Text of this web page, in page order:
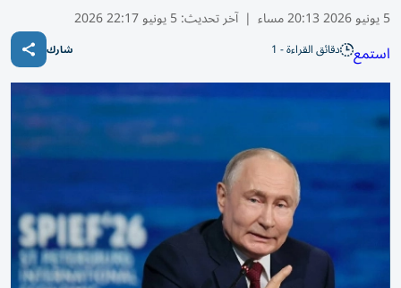
5 يونيو 2026 20:13 مساء | آخر تحديث:5 يونيو 22:17 2026
استمع دقائق القراءة - 1 شارك